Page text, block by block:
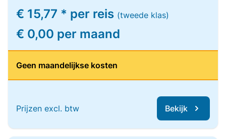
€ 15,77 * per reis (tweede klas)
€ 0,00 per maand
Geen maandelijkse kosten
Prijzen excl. btw Bekijk